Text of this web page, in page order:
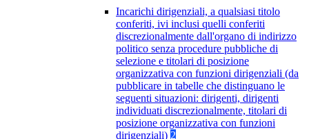
Incarichi dirigenziali, a qualsiasi titolo
conferiti, ivi inclusi quelli conferiti
discrezionalmente dall'organo di indirizzo
politico senza procedure pubbliche di
selezione e titolari di posizione
organizzativa con funzioni dirigenziali (da
pubblicare in tabelle che distinguano le
seguenti situazioni: dirigenti, dirigenti
individuati discrezionalmente, titolari di
posizione organizzativa con funzioni
dirigenziali) 2